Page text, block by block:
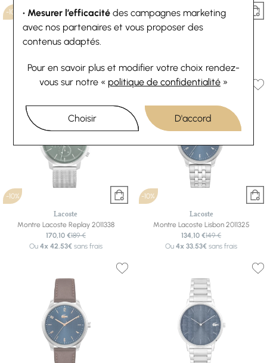
• Mesurer l’efficacité des campagnes marketing
avec nos partenaires et vous proposer des
contenus adaptés.
Pour en savoir plus et modifier votre choix rendez-
vous sur notre « politique de confidentialité »
Choisir D'accord
-10%
Lacoste
Montre Lacoste Boston 2011347
Ou
sans frais
-10%
Lacoste
Ou
44.78€ sans frais
-10%
Lacoste
Montre Lacoste Replay 2011338
170,10 €189 €
Ou 4x 42.53€sans frais
-10%
Lacoste
Montre Lacoste Lisbon 2011325
134,10 €149 €
Ou4x 33.53€ sans frais